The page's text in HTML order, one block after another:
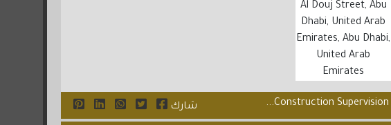
Al Douj Street, Abu
Dhabi, United Arab
Emirates, Abu Dhabi,
United Arab
Emirates
شارك